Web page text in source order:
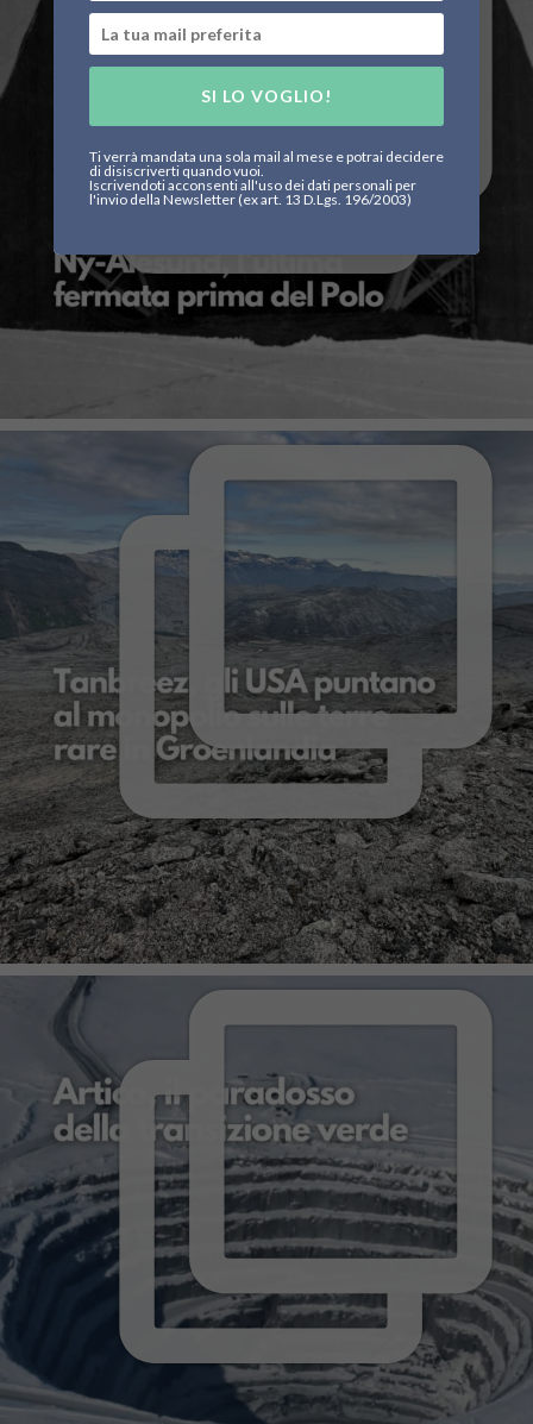
SI LO VOGLIO!
Ti verrà mandata una sola mail al mese e potrai decidere
di disiscriverti quando vuoi.
Iscrivendoti acconsenti all'uso dei dati personali per
l'invio della Newsletter (ex art. 13 D.Lgs. 196/2003)